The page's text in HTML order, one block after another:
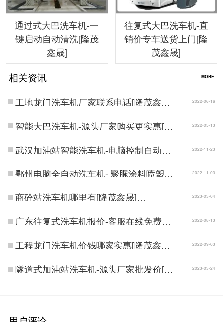
通过式大巴洗车机-一
键启动自动清洗[隆茂
鑫晟]
往复式大巴洗车机-直
销价专车送货上门[隆
茂鑫晟]
相关资讯 MORE
工地龙门洗车机厂家联系电话[隆茂鑫晟]
…
2022-06-16
智能大巴洗车机-源头厂家购买更实惠[隆
茂鑫晟]…
2022-05-13
武汉加油站智能洗车机-电脑控制自动3
分钟洁净[隆茂鑫晟]…
2022-11-23
鄂州电脑全自动洗车机- 聚脲涂料喷塑耐
腐蚀[隆茂鑫晟]…
2022-11-03
商砼站洗车机哪里有[隆茂鑫晟]… 2023-03-04
广东往复式洗车机报价-客服在线免费报
价[隆茂鑫晟]…
2022-08-13
工程龙门洗车机价钱哪家实惠[隆茂鑫晟]
…
2022-09-03
隧道式加油站洗车机-源头厂家批发价[隆
茂鑫晟]…
2023-03-24